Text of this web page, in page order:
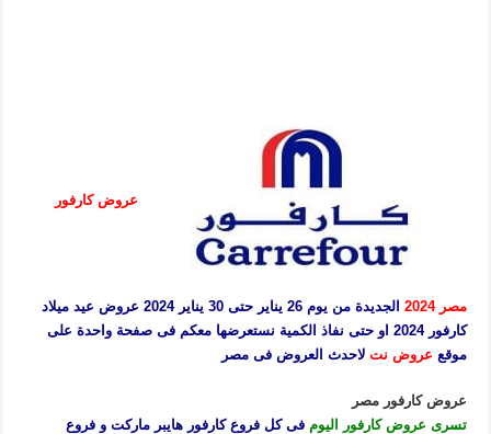
عروض كارفور
مصر 2024
الجديدة من يوم 26 يناير حتى 30 يناير 2024 عروض عيد ميلاد
كارفور 2024 او حتى نفاذ الكمية نستعرضها معكم فى صفحة واحدة على
موقع عروض نتلاحدث العروض فى مصر
عروض كارفور مصر
تسرى عروض كارفور اليومفى كل فروع كارفور هايبر ماركت و فروع